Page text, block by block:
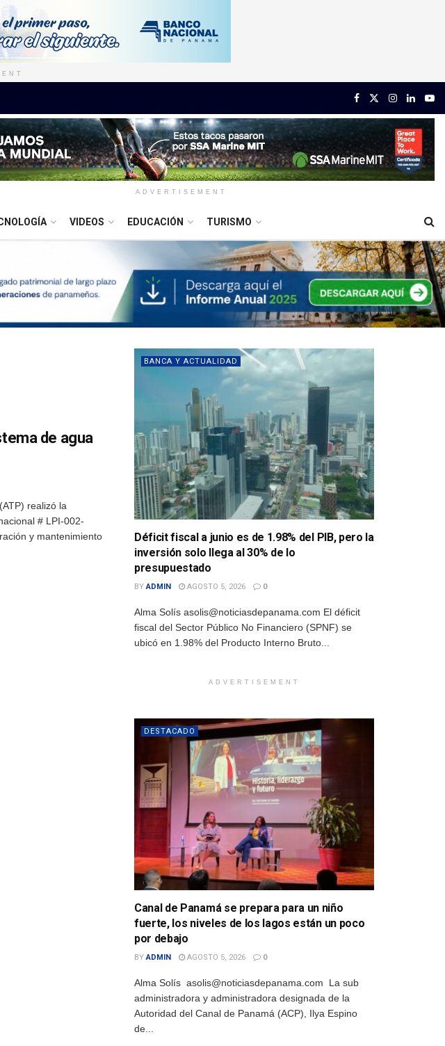
ADVERTISEMENT
VIDEOS EDUCACIÓN TURISMO
de agua
realizó la
# LPI-002-
y mantenimiento
BANCA Y ACTUALIDAD
Déficit fiscal a junio es de 1.98% del PIB, pero la
inversión solo llega al 30% de lo
presupuestado
BY ADMIN AGOSTO 5, 2026 0
Alma Solís asolis@noticiasdepanama.com El déficit
fiscal del Sector Público No Financiero (SPNF) se
ubicó en 1.98% del Producto Interno Bruto...
ADVERTISEMENT
DESTACADO
Canal de Panamá se prepara para un niño
fuerte, los niveles de los lagos están un poco
por debajo
BY ADMIN AGOSTO 5, 2026 0
Alma Solís asolis@noticiasdepanama.com La sub
administradora y administradora designada de la
Autoridad del Canal de Panamá (ACP), Ilya Espino
de...